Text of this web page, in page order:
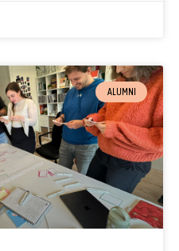
ALUMNI